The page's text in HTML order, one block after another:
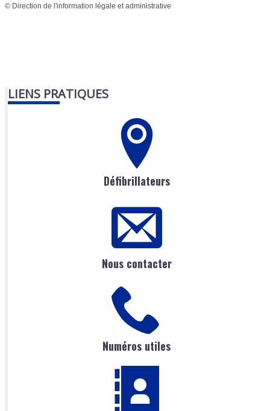
© Direction de l'information légale et administrative
LIENS PRATIQUES
Défibrillateurs
Nous contacter
Numéros utiles